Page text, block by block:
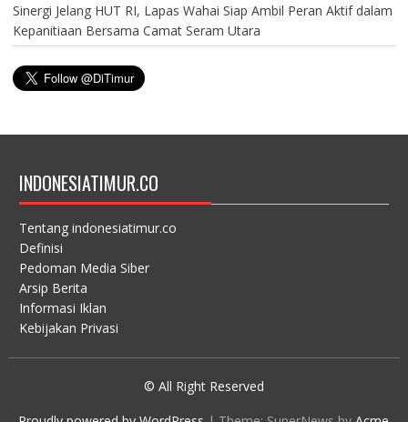
Sinergi Jelang HUT RI, Lapas Wahai Siap Ambil Peran Aktif dalam
Kepanitiaan Bersama Camat Seram Utara
INDONESIATIMUR.CO
Tentang indonesiatimur.co
Definisi
Pedoman Media Siber
Arsip Berita
Informasi Iklan
Kebijakan Privasi
© All Right Reserved